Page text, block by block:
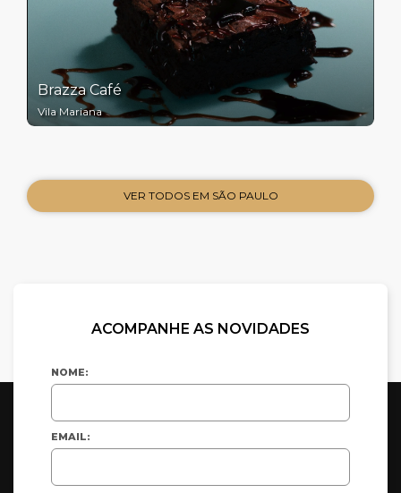
Brazza Café
Vila Mariana
VER TODOS EM SÃO PAULO
ACOMPANHE AS NOVIDADES
NOME:
EMAIL: